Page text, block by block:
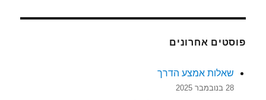
פוסטים אחרונים
שאלות אמצע הדרך
28 בנובמבר 2025